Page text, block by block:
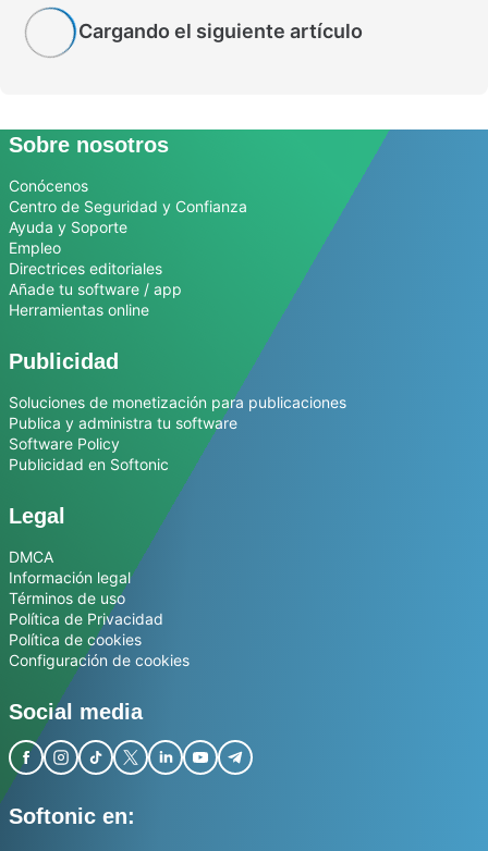
Cargando el siguiente artículo
Sobre nosotros
Conócenos
Centro de Seguridad y Confianza
Ayuda y Soporte
Empleo
Directrices editoriales
Añade tu software / app
Herramientas online
Publicidad
Soluciones de monetización para publicaciones
Publica y administra tu software
Software Policy
Publicidad en Softonic
Legal
DMCA
Información legal
Términos de uso
Política de Privacidad
Política de cookies
Configuración de cookies
Social media
Softonic en: